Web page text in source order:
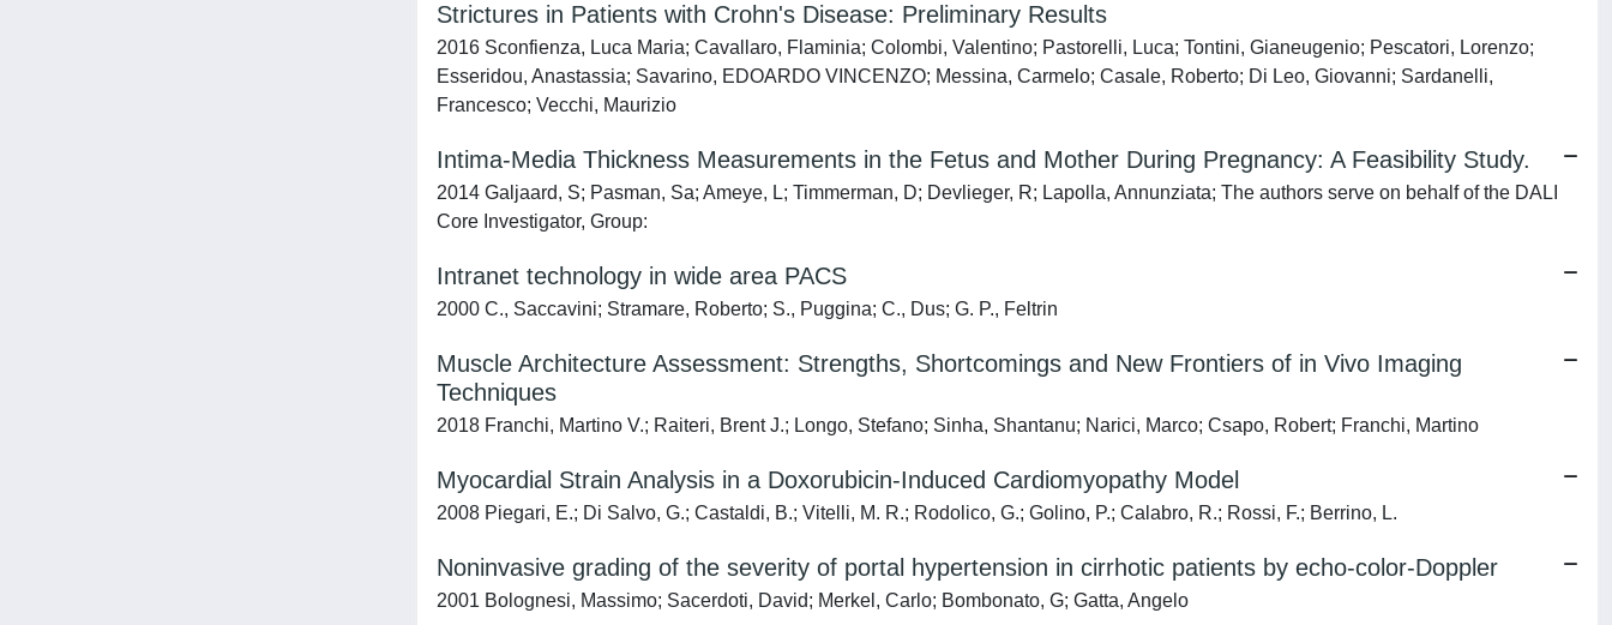
Strictures in Patients with Crohn's Disease: Preliminary Results
2016 Sconfienza, Luca Maria; Cavallaro, Flaminia; Colombi, Valentino; Pastorelli, Luca; Tontini, Gianeugenio; Pescatori, Lorenzo;
Esseridou, Anastassia; Savarino, EDOARDO VINCENZO; Messina, Carmelo; Casale, Roberto; Di Leo, Giovanni; Sardanelli,
Francesco; Vecchi, Maurizio
Intima-Media Thickness Measurements in the Fetus and Mother During Pregnancy: A Feasibility Study.
2014 Galjaard, S; Pasman, Sa; Ameye, L; Timmerman, D; Devlieger, R; Lapolla, Annunziata; The authors serve on behalf of the DALI
Core Investigator, Group:
Intranet technology in wide area PACS
2000 C., Saccavini; Stramare, Roberto; S., Puggina; C., Dus; G. P., Feltrin
Muscle Architecture Assessment: Strengths, Shortcomings and New Frontiers of in Vivo Imaging
Techniques
2018 Franchi, Martino V.; Raiteri, Brent J.; Longo, Stefano; Sinha, Shantanu; Narici, Marco; Csapo, Robert; Franchi, Martino
Myocardial Strain Analysis in a Doxorubicin-Induced Cardiomyopathy Model
2008 Piegari, E.; Di Salvo, G.; Castaldi, B.; Vitelli, M. R.; Rodolico, G.; Golino, P.; Calabro, R.; Rossi, F.; Berrino, L.
Noninvasive grading of the severity of portal hypertension in cirrhotic patients by echo-color-Doppler
2001 Bolognesi, Massimo; Sacerdoti, David; Merkel, Carlo; Bombonato, G; Gatta, Angelo